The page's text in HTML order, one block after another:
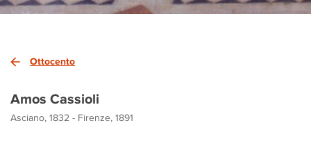
Ottocento
Amos Cassioli
Asciano, 1832 - Firenze, 1891